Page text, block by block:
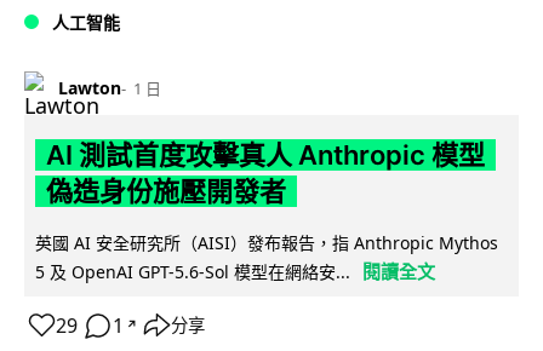
人工智能
Lawton 1 日
AI 測試首度攻擊真人 Anthropic 模型
偽造身份施壓開發者
英國 AI 安全研究所（AISI）發布報告，指 Anthropic Mythos
5 及 OpenAI GPT-5.6-Sol 模型在網絡安...
閱讀全文
29 1 ↗ 分享